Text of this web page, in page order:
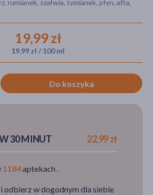
rumianek, szałwia, tymianek, płyn, afta,
19,99 zł
19,99 zł / 100 ml
Do koszyka
30 MINUT 22,99 zł
1184aptekach .
odbierz w dogodnym dla siebie